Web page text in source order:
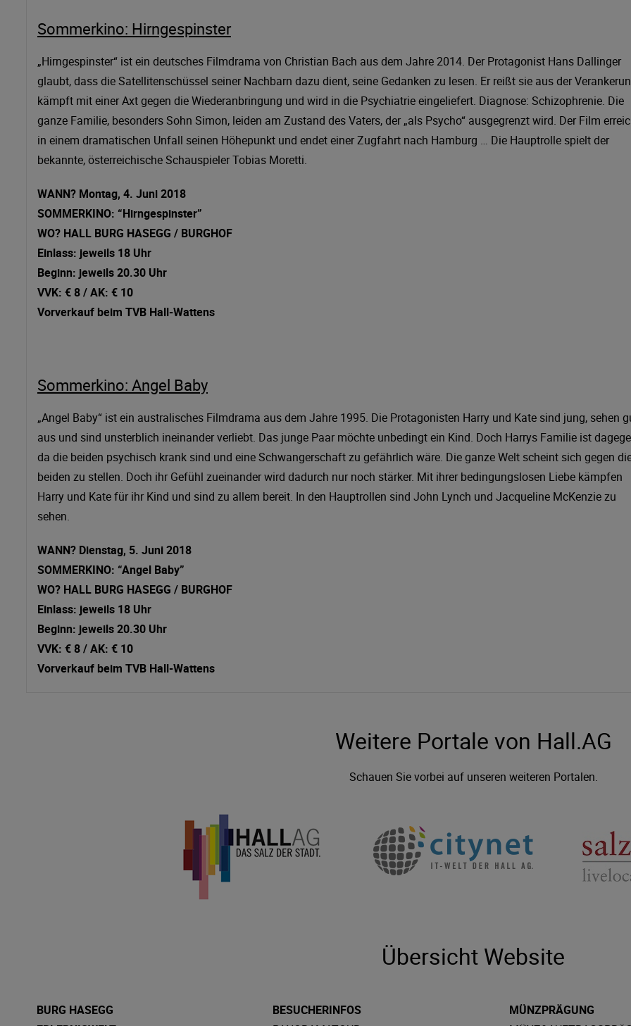
Sommerkino: Hirngespinster
„Hirngespinster“ ist ein deutsches Filmdrama von Christian Bach aus dem Jahre 2014. Der Protagonist Hans Dallinger
glaubt, dass die Satellitenschüssel seiner Nachbarn dazu dient, seine Gedanken zu lesen. Er reißt sie aus der
kämpft mit einer Axt gegen die Wiederanbringung und wird in die Psychiatrie eingeliefert. Diagnose: Schizophrenie. Die
ganze Familie, besonders Sohn Simon, leiden am Zustand des Vaters, der „als Psycho“ ausgegrenzt wird. Der Film
in einem dramatischen Unfall seinen Höhepunkt und endet einer Zugfahrt nach Hamburg … Die Hauptrolle spielt der
bekannte, österreichische Schauspieler Tobias Moretti.
WANN? Montag, 4. Juni 2018
SOMMERKINO: “Hirngespinster”
WO? HALL BURG HASEGG / BURGHOF
Einlass: jeweils 18 Uhr
Beginn: jeweils 20.30 Uhr
VVK: € 8 / AK: € 10
Vorverkauf beim TVB Hall-Wattens
Sommerkino: Angel Baby
„Angel Baby“ ist ein australisches Filmdrama aus dem Jahre 1995. Die Protagonisten Harry und Kate sind jung, sehen
aus und sind unsterblich ineinander verliebt. Das junge Paar möchte unbedingt ein Kind. Doch Harrys Familie ist
da die beiden psychisch krank sind und eine Schwangerschaft zu gefährlich wäre. Die ganze Welt scheint sich gegen
beiden zu stellen. Doch ihr Gefühl zueinander wird dadurch nur noch stärker. Mit ihrer bedingungslosen Liebe kämpfen
Harry und Kate für ihr Kind und sind zu allem bereit. In den Hauptrollen sind John Lynch und Jacqueline McKenzie zu
sehen.
WANN? Dienstag, 5. Juni 2018
SOMMERKINO: “Angel Baby”
WO? HALL BURG HASEGG / BURGHOF
Einlass: jeweils 18 Uhr
Beginn: jeweils 20.30 Uhr
VVK: € 8 / AK: € 10
Vorverkauf beim TVB Hall-Wattens
Weitere Portale von Hall.AG
Schauen Sie vorbei auf unseren weiteren Portalen.
Übersicht Website
BURG HASEGG
BESUCHERINFOS
MÜNZPRÄGUNG